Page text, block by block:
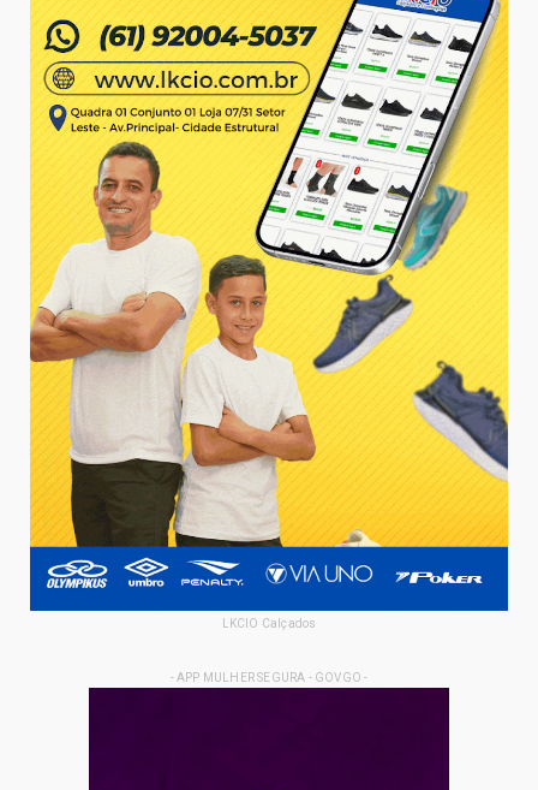
LKCIO Calçados
- APP MULHER SEGURA - GOVGO -